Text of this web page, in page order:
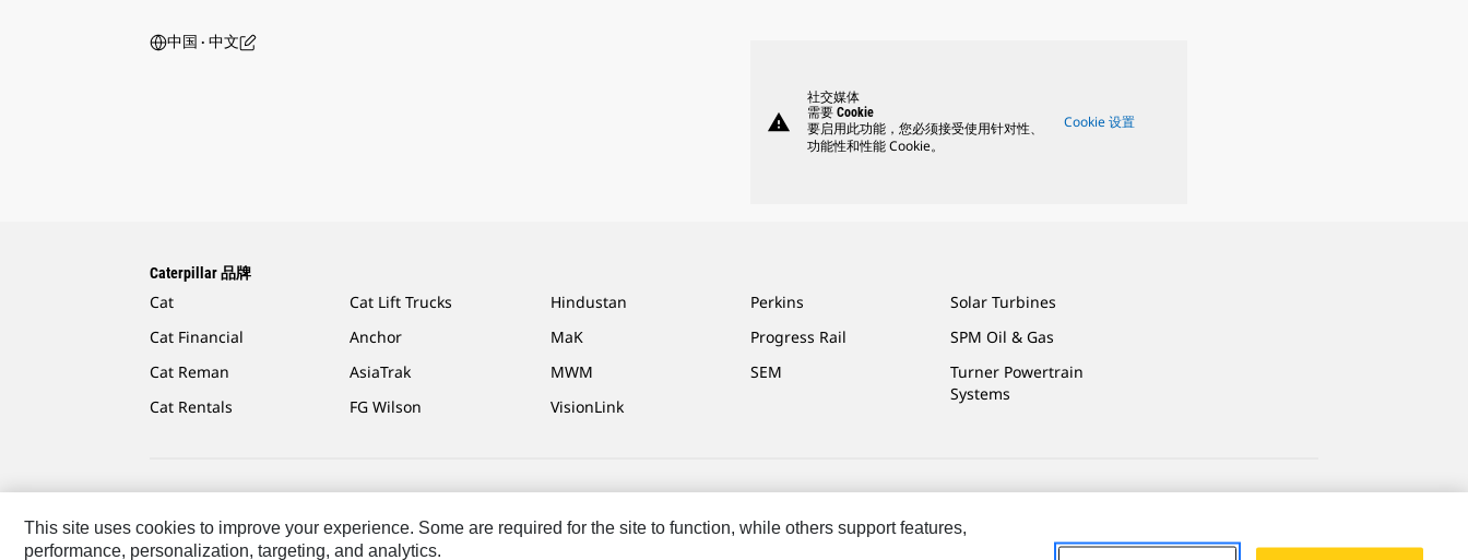
中国 ‧ 中文
warning
社交媒体
需要 Cookie
要启用此功能，您必须接受使用针对性、
功能性和性能 Cookie。
Cookie 设置
Caterpillar 品牌
Cat
Cat Financial
Cat Reman
Cat Rentals
Cat Lift Trucks
Anchor
AsiaTrak
FG Wilson
Hindustan
MaK
MWM
VisionLink
Perkins
Progress Rail
SEM
Solar Turbines
SPM Oil & Gas
Turner Powertrain
Systems
This site uses cookies to improve your experience. Some are required for the site to function, while others support features,
performance, personalization, targeting, and analytics.